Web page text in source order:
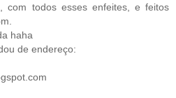
com todos esses enfeites, e feitos
haha
de endereço: